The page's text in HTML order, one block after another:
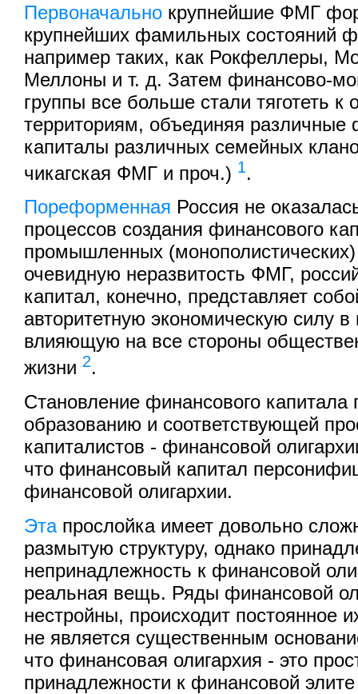
Первоначально крупнейшие ФМГ
крупнейших фамильных состояний
например таких, как Рокфеллеры,
Меллоны и т. д. Затем финансово-
группы все больше стали тяготеть к
территориям, объединяя различные
капиталы различных семейных
чикагская ФМГ и проч.) 1.
Пореформенная Россия не
процессов создания финансового
промышленных
очевидную неразвитость ФМГ,
капитал, конечно, представляет
авторитетную экономическую силу
влияющую на все стороны
жизни 2.
Становление финансового капитала
образованию и соответствующей
капиталистов - финансовой
что финансовый капитал
финансовой олигархии.
Этапрослойка имеет довольно
размытую структуру, однако
непринадлежность к финансовой
реальная вещь. Ряды финансовой
нестройны, происходит постоянное
не является существенным
что финансовая олигархия - это
принадлежности к финансовой